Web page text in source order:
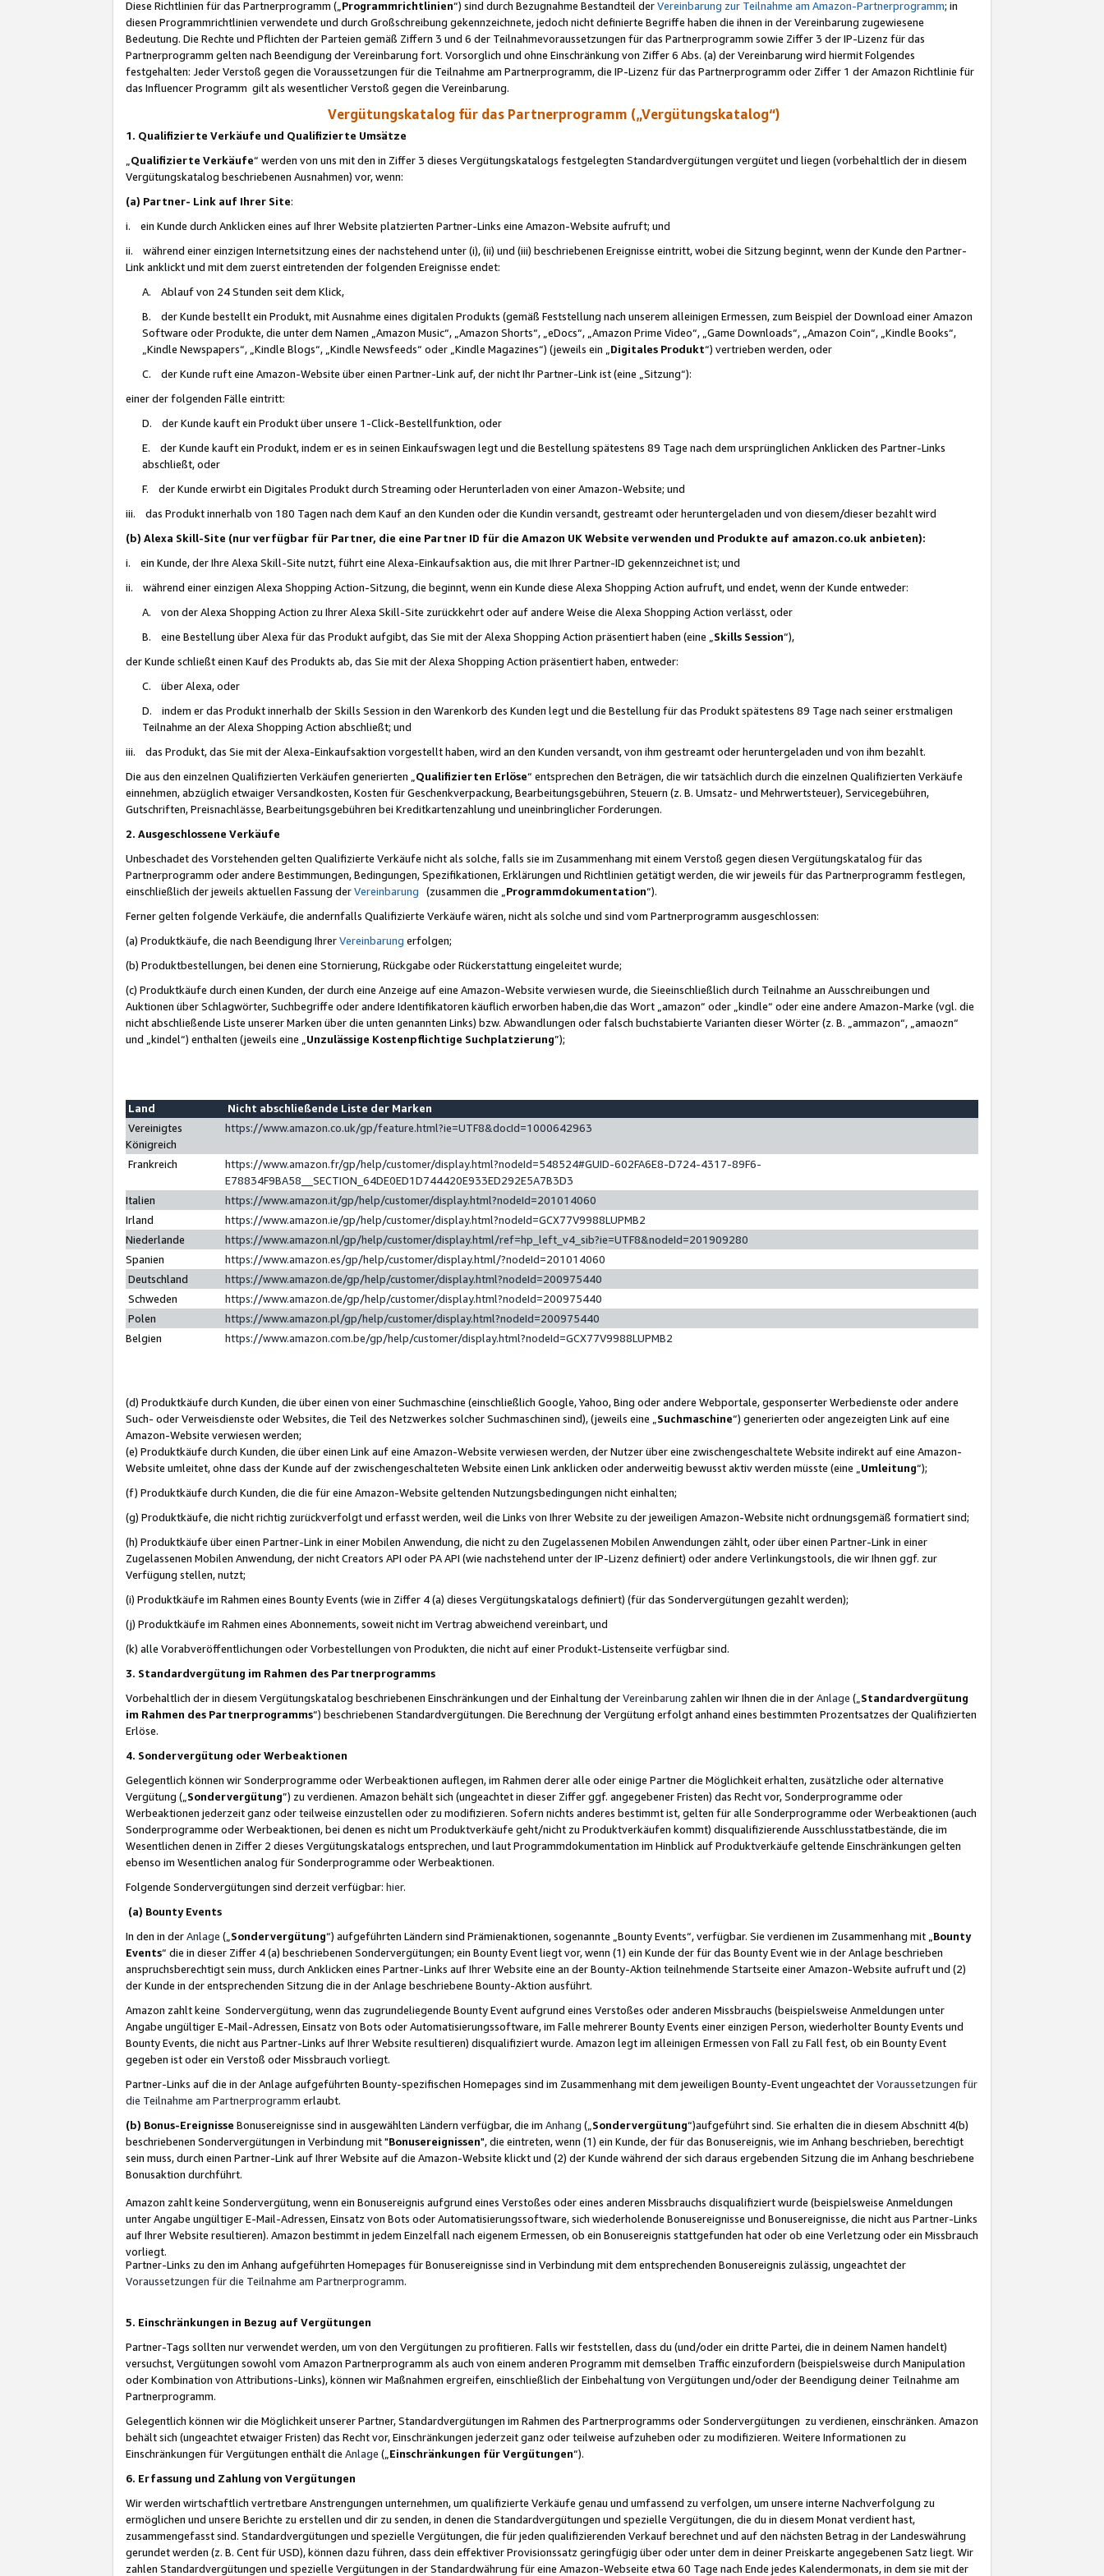
Diese Richtlinien für das Partnerprogramm („Programmrichtlinien“) sind durch Bezugnahme Bestandteil derVereinbarung zur Teilnahme am Amazon-Partnerprogramm; in
diesen Programmrichtlinien verwendete und durch Großschreibung gekennzeichnete, jedoch nicht definierte Begriffe haben die ihnen in der Vereinbarung zugewiesene
Bedeutung. Die Rechte und Pflichten der Parteien gemäß Ziffern 3 und 6 der Teilnahmevoraussetzungen für das Partnerprogramm sowie Ziffer 3 der IP-Lizenz für das
Partnerprogramm gelten nach Beendigung der Vereinbarung fort. Vorsorglich und ohne Einschränkung von Ziffer 6 Abs. (a) der Vereinbarung wird hiermit Folgendes
festgehalten: Jeder Verstoß gegen die Voraussetzungen für die Teilnahme am Partnerprogramm, die IP-Lizenz für das Partnerprogramm oder Ziffer 1 der Amazon Richtlinie für
das Influencer Programm gilt als wesentlicher Verstoß gegen die Vereinbarung.
Vergütungskatalog für das Partnerprogramm („Vergütungskatalog“)
1. Qualifizierte Verkäufe und Qualifizierte Umsätze
Qualifizierte Verkäufe“ werden von uns mit den in Ziffer 3 dieses Vergütungskatalogs festgelegten Standardvergütungen vergütet und liegen (vorbehaltlich der in diesem
Vergütungskatalog beschriebenen Ausnahmen) vor, wenn:
(a) Partner- Link auf Ihrer Site:
i. ein Kunde durch Anklicken eines auf Ihrer Website platzierten Partner-Links eine Amazon-Website aufruft; und
ii. während einer einzigen Internetsitzung eines der nachstehend unter (i), (ii) und (iii) beschriebenen Ereignisse eintritt, wobei die Sitzung beginnt, wenn der Kunde den Partner-
Link anklickt und mit dem zuerst eintretenden der folgenden Ereignisse endet:
A. Ablauf von 24 Stunden seit dem Klick,
B. der Kunde bestellt ein Produkt, mit Ausnahme eines digitalen Produkts (gemäß Feststellung nach unserem alleinigen Ermessen, zum Beispiel der Download einer Amazon
Software oder Produkte, die unter dem Namen „Amazon Music“, „Amazon Shorts“, „eDocs“, „Amazon Prime Video“, „Game Downloads“, „Amazon Coin“, „Kindle Books“,
„Kindle Newspapers“, „Kindle Blogs“, „Kindle Newsfeeds“ oder „Kindle Magazines“) (jeweils ein „ Digitales Produkt“) vertrieben werden, oder
C. der Kunde ruft eine Amazon-Website über einen Partner-Link auf, der nicht Ihr Partner-Link ist (eine „Sitzung“):
einer der folgenden Fälle eintritt:
D. der Kunde kauft ein Produkt über unsere 1-Click-Bestellfunktion, oder
E. der Kunde kauft ein Produkt, indem er es in seinen Einkaufswagen legt und die Bestellung spätestens 89 Tage nach dem ursprünglichen Anklicken des Partner-Links
abschließt, oder
F. der Kunde erwirbt ein Digitales Produkt durch Streaming oder Herunterladen von einer Amazon-Website; und
iii. das Produkt innerhalb von 180 Tagen nach dem Kauf an den Kunden oder die Kundin versandt, gestreamt oder heruntergeladen und von diesem/dieser bezahlt wird
(b) Alexa Skill-Site (nur verfügbar für Partner, die eine Partner ID für die Amazon UK Website verwenden und Produkte auf amazon.co.uk anbieten):
i. ein Kunde, der Ihre Alexa Skill-Site nutzt, führt eine Alexa-Einkaufsaktion aus, die mit Ihrer Partner-ID gekennzeichnet ist; und
ii. während einer einzigen Alexa Shopping Action-Sitzung, die beginnt, wenn ein Kunde diese Alexa Shopping Action aufruft, und endet, wenn der Kunde entweder:
A. von der Alexa Shopping Action zu Ihrer Alexa Skill-Site zurückkehrt oder auf andere Weise die Alexa Shopping Action verlässt, oder
B. eine Bestellung über Alexa für das Produkt aufgibt, das Sie mit der Alexa Shopping Action präsentiert haben (eine „ Skills Session“),
der Kunde schließt einen Kauf des Produkts ab, das Sie mit der Alexa Shopping Action präsentiert haben, entweder:
C. über Alexa, oder
D. indem er das Produkt innerhalb der Skills Session in den Warenkorb des Kunden legt und die Bestellung für das Produkt spätestens 89 Tage nach seiner erstmaligen
Teilnahme an der Alexa Shopping Action abschließt; und
iii. das Produkt, das Sie mit der Alexa-Einkaufsaktion vorgestellt haben, wird an den Kunden versandt, von ihm gestreamt oder heruntergeladen und von ihm bezahlt.
Die aus den einzelnen Qualifizierten Verkäufen generierten „ Qualifizierten Erlöse“ entsprechen den Beträgen, die wir tatsächlich durch die einzelnen Qualifizierten Verkäufe
einnehmen, abzüglich etwaiger Versandkosten, Kosten für Geschenkverpackung, Bearbeitungsgebühren, Steuern (z. B. Umsatz- und Mehrwertsteuer), Servicegebühren,
Gutschriften, Preisnachlässe, Bearbeitungsgebühren bei Kreditkartenzahlung und uneinbringlicher Forderungen.
2. Ausgeschlossene Verkäufe
Unbeschadet des Vorstehenden gelten Qualifizierte Verkäufe nicht als solche, falls sie im Zusammenhang mit einem Verstoß gegen diesen Vergütungskatalog für das
Partnerprogramm oder andere Bestimmungen, Bedingungen, Spezifikationen, Erklärungen und Richtlinien getätigt werden, die wir jeweils für das Partnerprogramm festlegen,
einschließlich der jeweils aktuellen Fassung derVereinbarung (zusammen die „ Programmdokumentation“).
Ferner gelten folgende Verkäufe, die andernfalls Qualifizierte Verkäufe wären, nicht als solche und sind vom Partnerprogramm ausgeschlossen:
(a) Produktkäufe, die nach Beendigung IhrerVereinbarung erfolgen;
(b) Produktbestellungen, bei denen eine Stornierung, Rückgabe oder Rückerstattung eingeleitet wurde;
(c) Produktkäufe durch einen Kunden, der durch eine Anzeige auf eine Amazon-Website verwiesen wurde, die Sieeinschließlich durch Teilnahme an Ausschreibungen und
Auktionen über Schlagwörter, Suchbegriffe oder andere Identifikatoren käuflich erworben haben,die das Wort „amazon“ oder „kindle“ oder eine andere Amazon-Marke (vgl. die
nicht abschließende Liste unserer Marken über die unten genannten Links) bzw. Abwandlungen oder falsch buchstabierte Varianten dieser Wörter (z. B. „ammazon“, „amaozn“
und „kindel“) enthalten (jeweils eine „ Unzulässige Kostenpflichtige Suchplatzierung”);
Land
Nicht abschließende Liste der Marken
Vereinigtes
Königreich
https://www.amazon.co.uk/gp/feature.html?ie=UTF8&docId=1000642963
Frankreich
https://www.amazon.fr/gp/help/customer/display.html?nodeId=548524#GUID-602FA6E8-D724-4317-89F6-
E78834F9BA58__SECTION_64DE0ED1D744420E933ED292E5A7B3D3
Italien
https://www.amazon.it/gp/help/customer/display.html?nodeId=201014060
Irland
https://www.amazon.ie/gp/help/customer/display.html?nodeId=GCX77V9988LUPMB2
Niederlande
https://www.amazon.nl/gp/help/customer/display.html/ref=hp_left_v4_sib?ie=UTF8&nodeId=201909280
Spanien
https://www.amazon.es/gp/help/customer/display.html/?nodeId=201014060
Deutschland
https://www.amazon.de/gp/help/customer/display.html?nodeId=200975440
Schweden
https://www.amazon.de/gp/help/customer/display.html?nodeId=200975440
Polen
https://www.amazon.pl/gp/help/customer/display.html?nodeId=200975440
Belgien
https://www.amazon.com.be/gp/help/customer/display.html?nodeId=GCX77V9988LUPMB2
(d) Produktkäufe durch Kunden, die über einen von einer Suchmaschine (einschließlich Google, Yahoo, Bing oder andere Webportale, gesponserter Werbedienste oder andere
Such- oder Verweisdienste oder Websites, die Teil des Netzwerkes solcher Suchmaschinen sind), (jeweils eine „ Suchmaschine“) generierten oder angezeigten Link auf eine
Amazon-Website verwiesen werden;
(e) Produktkäufe durch Kunden, die über einen Link auf eine Amazon-Website verwiesen werden, der Nutzer über eine zwischengeschaltete Website indirekt auf eine Amazon-
Website umleitet, ohne dass der Kunde auf der zwischengeschalteten Website einen Link anklicken oder anderweitig bewusst aktiv werden müsste (eine „ Umleitung“);
(f) Produktkäufe durch Kunden, die die für eine Amazon-Website geltenden Nutzungsbedingungen nicht einhalten;
(g) Produktkäufe, die nicht richtig zurückverfolgt und erfasst werden, weil die Links von Ihrer Website zu der jeweiligen Amazon-Website nicht ordnungsgemäß formatiert sind;
(h) Produktkäufe über einen Partner-Link in einer Mobilen Anwendung, die nicht zu den Zugelassenen Mobilen Anwendungen zählt, oder über einen Partner-Link in einer
Zugelassenen Mobilen Anwendung, der nicht Creators API oder PA API (wie nachstehend unter der IP-Lizenz definiert) oder andere Verlinkungstools, die wir Ihnen ggf. zur
Verfügung stellen, nutzt;
(i) Produktkäufe im Rahmen eines Bounty Events (wie in Ziffer 4 (a) dieses Vergütungskatalogs definiert) (für das Sondervergütungen gezahlt werden);
(j) Produktkäufe im Rahmen eines Abonnements, soweit nicht im Vertrag abweichend vereinbart, und
(k) alle Vorabveröffentlichungen oder Vorbestellungen von Produkten, die nicht auf einer Produkt-Listenseite verfügbar sind.
3. Standardvergütung im Rahmen des Partnerprogramms
Vorbehaltlich der in diesem Vergütungskatalog beschriebenen Einschränkungen und der Einhaltung derVereinbarung zahlen wir Ihnen die in derAnlage („ Standardvergütung
im Rahmen des Partnerprogramms“) beschriebenen Standardvergütungen. Die Berechnung der Vergütung erfolgt anhand eines bestimmten Prozentsatzes der Qualifizierten
Erlöse.
4. Sondervergütung oder Werbeaktionen
Gelegentlich können wir Sonderprogramme oder Werbeaktionen auflegen, im Rahmen derer alle oder einige Partner die Möglichkeit erhalten, zusätzliche oder alternative
Vergütung („ Sondervergütung”) zu verdienen. Amazon behält sich (ungeachtet in dieser Ziffer ggf. angegebener Fristen) das Recht vor, Sonderprogramme oder
Werbeaktionen jederzeit ganz oder teilweise einzustellen oder zu modifizieren. Sofern nichts anderes bestimmt ist, gelten für alle Sonderprogramme oder Werbeaktionen (auch
Sonderprogramme oder Werbeaktionen, bei denen es nicht um Produktverkäufe geht/nicht zu Produktverkäufen kommt) disqualifizierende Ausschlusstatbestände, die im
Wesentlichen denen in Ziffer 2 dieses Vergütungskatalogs entsprechen, und laut Programmdokumentation im Hinblick auf Produktverkäufe geltende Einschränkungen gelten
ebenso im Wesentlichen analog für Sonderprogramme oder Werbeaktionen.
Folgende Sondervergütungen sind derzeit verfügbar: hier.
(a) Bounty Events
In den in derAnlage („ Sondervergütung“) aufgeführten Ländern sind Prämienaktionen, sogenannte „Bounty Events“, verfügbar. Sie verdienen im Zusammenhang mit „ Bounty
Events“ die in dieser Ziffer 4 (a) beschriebenen Sondervergütungen; ein Bounty Event liegt vor, wenn (1) ein Kunde der für das Bounty Event wie in der Anlage beschrieben
anspruchsberechtigt sein muss, durch Anklicken eines Partner-Links auf Ihrer Website eine an der Bounty-Aktion teilnehmende Startseite einer Amazon-Website aufruft und (2)
der Kunde in der entsprechenden Sitzung die in der Anlage beschriebene Bounty-Aktion ausführt.
Amazon zahlt keine Sondervergütung, wenn das zugrundeliegende Bounty Event aufgrund eines Verstoßes oder anderen Missbrauchs (beispielsweise Anmeldungen unter
Angabe ungültiger E-Mail-Adressen, Einsatz von Bots oder Automatisierungssoftware, im Falle mehrerer Bounty Events einer einzigen Person, wiederholter Bounty Events und
Bounty Events, die nicht aus Partner-Links auf Ihrer Website resultieren) disqualifiziert wurde. Amazon legt im alleinigen Ermessen von Fall zu Fall fest, ob ein Bounty Event
gegeben ist oder ein Verstoß oder Missbrauch vorliegt.
Partner-Links auf die in der Anlage aufgeführten Bounty-spezifischen Homepages sind im Zusammenhang mit dem jeweiligen Bounty-Event ungeachtet derVoraussetzungen für
die Teilnahme am Partnerprogramm erlaubt.
(b) Bonus-Ereignisse Bonusereignisse sind in ausgewählten Ländern verfügbar, die im Anhang („ Sondervergütung“)aufgeführt sind. Sie erhalten die in diesem Abschnitt 4(b)
beschriebenen Sondervergütungen in Verbindung mit "Bonusereignissen", die eintreten, wenn (1) ein Kunde, der für das Bonusereignis, wie im Anhang beschrieben, berechtigt
sein muss, durch einen Partner-Link auf Ihrer Website auf die Amazon-Website klickt und (2) der Kunde während der sich daraus ergebenden Sitzung die im Anhang beschriebene
Bonusaktion durchführt.
Amazon zahlt keine Sondervergütung, wenn ein Bonusereignis aufgrund eines Verstoßes oder eines anderen Missbrauchs disqualifiziert wurde (beispielsweise Anmeldungen
unter Angabe ungültiger E-Mail-Adressen, Einsatz von Bots oder Automatisierungssoftware, sich wiederholende Bonusereignisse und Bonusereignisse, die nicht aus Partner-Links
auf Ihrer Website resultieren). Amazon bestimmt in jedem Einzelfall nach eigenem Ermessen, ob ein Bonusereignis stattgefunden hat oder ob eine Verletzung oder ein Missbrauch
vorliegt.
Partner-Links zu den im Anhang aufgeführten Homepages für Bonusereignisse sind in Verbindung mit dem entsprechenden Bonusereignis zulässig, ungeachtet der
Voraussetzungen für die Teilnahme am Partnerprogramm.
5. Einschränkungen in Bezug auf Vergütungen
Partner-Tags sollten nur verwendet werden, um von den Vergütungen zu profitieren. Falls wir feststellen, dass du (und/oder ein dritte Partei, die in deinem Namen handelt)
versuchst, Vergütungen sowohl vom Amazon Partnerprogramm als auch von einem anderen Programm mit demselben Traffic einzufordern (beispielsweise durch Manipulation
oder Kombination von Attributions-Links), können wir Maßnahmen ergreifen, einschließlich der Einbehaltung von Vergütungen und/oder der Beendigung deiner Teilnahme am
Partnerprogramm.
Gelegentlich können wir die Möglichkeit unserer Partner, Standardvergütungen im Rahmen des Partnerprogramms oder Sondervergütungen zu verdienen, einschränken. Amazon
behält sich (ungeachtet etwaiger Fristen) das Recht vor, Einschränkungen jederzeit ganz oder teilweise aufzuheben oder zu modifizieren. Weitere Informationen zu
Einschränkungen für Vergütungen enthält die Anlage („ Einschränkungen für Vergütungen“).
6. Erfassung und Zahlung von Vergütungen
Wir werden wirtschaftlich vertretbare Anstrengungen unternehmen, um qualifizierte Verkäufe genau und umfassend zu verfolgen, um unsere interne Nachverfolgung zu
ermöglichen und unsere Berichte zu erstellen und dir zu senden, in denen die Standardvergütungen und spezielle Vergütungen, die du in diesem Monat verdient hast,
zusammengefasst sind. Standardvergütungen und spezielle Vergütungen, die für jeden qualifizierenden Verkauf berechnet und auf den nächsten Betrag in der Landeswährung
gerundet werden (z. B. Cent für USD), können dazu führen, dass dein effektiver Provisionssatz geringfügig über oder unter dem in deiner Preiskarte angegebenen Satz liegt. Wir
zahlen Standardvergütungen und spezielle Vergütungen in der Standardwährung für eine Amazon-Webseite etwa 60 Tage nach Ende jedes Kalendermonats, in dem sie mit der